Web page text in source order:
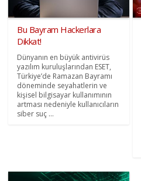
Bu Bayram Hackerlara
Dikkat!
Dünyanın en büyük antivirüs
yazılım kuruluşlarından ESET,
Türkiye’de Ramazan Bayramı
döneminde seyahatlerin ve
kişisel bilgisayar kullanımının
artması nedeniyle kullanıcıların
siber suç ...